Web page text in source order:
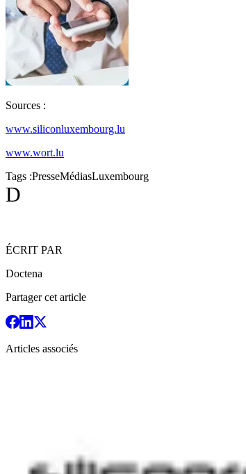
Sources :
www.siliconluxembourg.lu
www.wort.lu
Tags :PresseMédiasLuxembourg
D
ÉCRIT PAR
Doctena
Partager cet article
Articles associés